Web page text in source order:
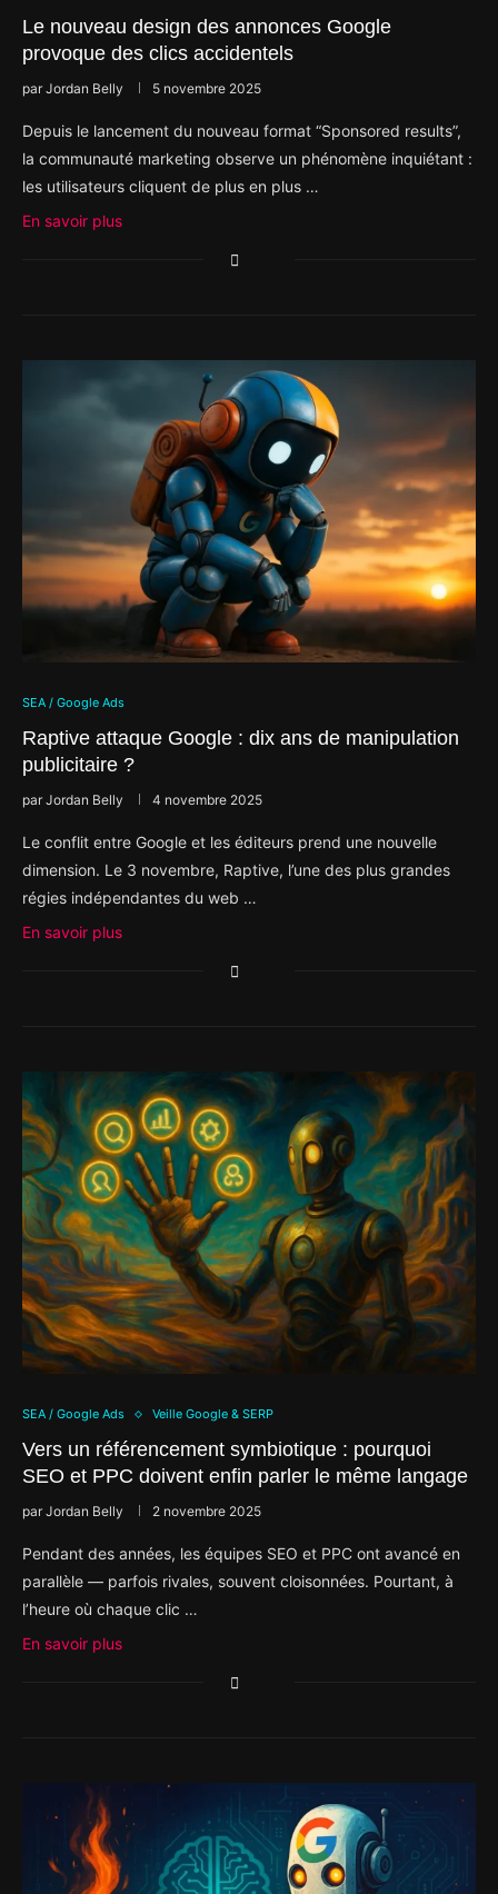
Le nouveau design des annonces Google
provoque des clics accidentels
parJordan Belly 5 novembre 2025
Depuis le lancement du nouveau format “Sponsored results”,
la communauté marketing observe un phénomène inquiétant :
les utilisateurs cliquent de plus en plus …
En savoir plus
SEA / Google Ads
Raptive attaque Google : dix ans de manipulation
publicitaire ?
parJordan Belly 4 novembre 2025
Le conflit entre Google et les éditeurs prend une nouvelle
dimension. Le 3 novembre, Raptive, l’une des plus grandes
régies indépendantes du web …
En savoir plus
SEA / Google Ads Veille Google & SERP
Vers un référencement symbiotique : pourquoi
SEO et PPC doivent enfin parler le même langage
parJordan Belly 2 novembre 2025
Pendant des années, les équipes SEO et PPC ont avancé en
parallèle — parfois rivales, souvent cloisonnées. Pourtant, à
l’heure où chaque clic …
En savoir plus